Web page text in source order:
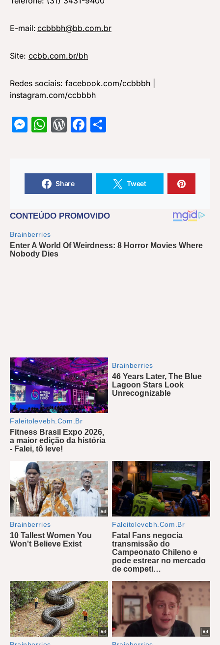
E-mail: ccbbbh@bb.com.br
Site: ccbb.com.br/bh
Redes sociais: facebook.com/ccbbbh |
instagram.com/ccbbbh
Messenger
WhatsApp
WordPress
Facebook
Share Tweet